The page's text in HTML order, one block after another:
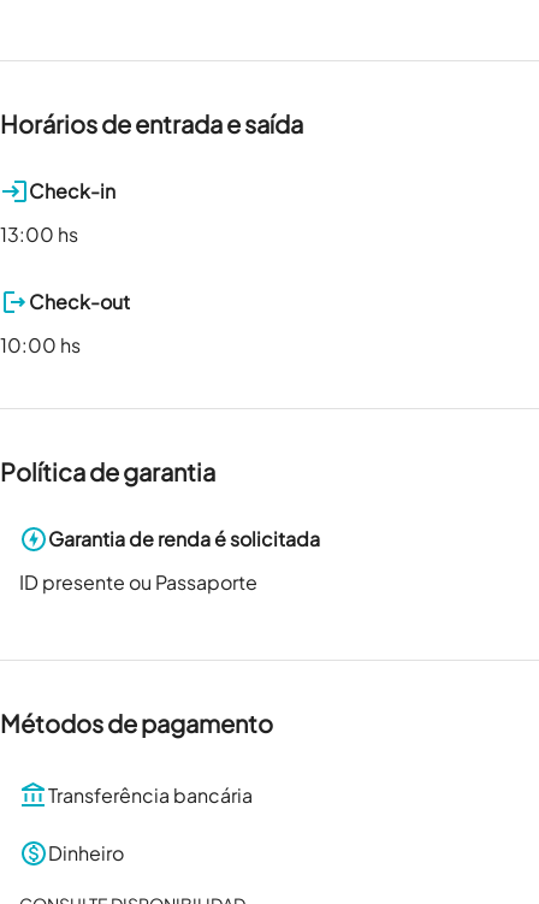
Horários de entrada e saída
Check-in
13:00 hs
Check-out
10:00 hs
Política de garantia
Garantia de renda é solicitada
ID presente ou Passaporte
Métodos de pagamento
Transferência bancária
Dinheiro